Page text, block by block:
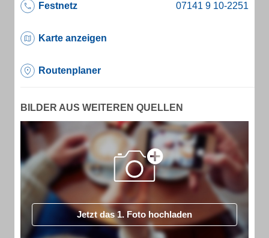
Festnetz
Karte anzeigen
Routenplaner
BILDER AUS WEITEREN QUELLEN
Jetzt das 1. Foto hochladen